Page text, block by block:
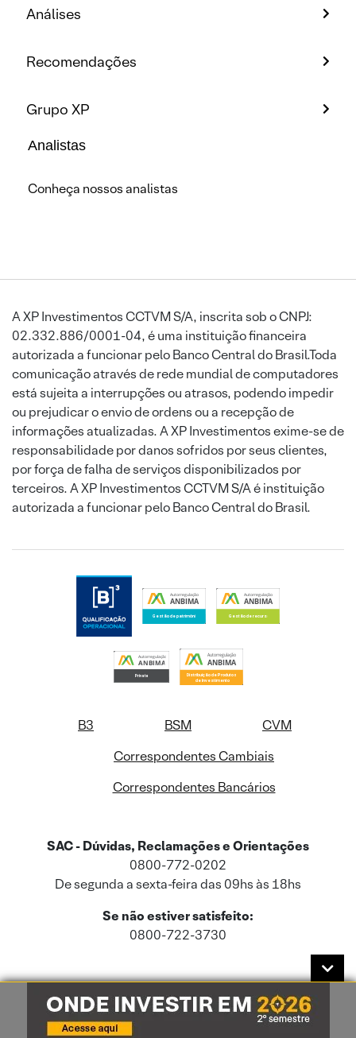
Análises
Recomendações
Grupo XP
Analistas
Conheça nossos analistas
A XP Investimentos CCTVM S/A, inscrita sob o CNPJ:
02.332.886/0001-04, é uma instituição financeira
autorizada a funcionar pelo Banco Central do Brasil.Toda
comunicação através de rede mundial de computadores
está sujeita a interrupções ou atrasos, podendo impedir
ou prejudicar o envio de ordens ou a recepção de
informações atualizadas. A XP Investimentos exime-se de
responsabilidade por danos sofridos por seus clientes,
por força de falha de serviços disponibilizados por
terceiros. A XP Investimentos CCTVM S/A é instituição
autorizada a funcionar pelo Banco Central do Brasil.
B3 BSM
CVM
Correspondentes Cambiais
Correspondentes Bancários
SAC - Dúvidas, Reclamações e Orientações
0800-772-0202
De segunda a sexta-feira das 09hs às 18hs
Se não estiver satisfeito:
0800-722-3730
Este site usa cookies e dados pessoais de acordo com a nossaPolítica de
Cookies
e a nossaPolítica de Privacidade.